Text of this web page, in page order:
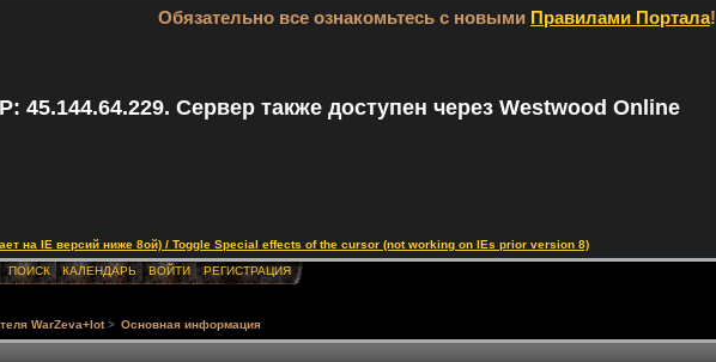
Обязательно все ознакомьтесь с новыми Правилами Портала!
45.144.64.229. Сервер также доступен через Westwood Online
на IE версий ниже 8ой) / Toggle Special effects of the cursor (not working on IEs prior version 8)
ПОИСК КАЛЕНДАРЬ ВОЙТИ РЕГИСТРАЦИЯ
WarZeva+lot> Основная информация